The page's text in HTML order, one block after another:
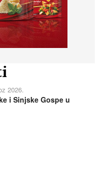
2026.
i Sinjske Gospe u